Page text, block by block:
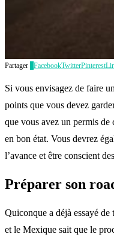
Partager FacebookTwitterPinterest
Si vous envisagez de faire
points que vous devez
que vous avez un permis
en bon état. Vous devrez
l’avance et être conscient
Préparer son
Quiconque a déjà essayé
et le Mexique sait que le